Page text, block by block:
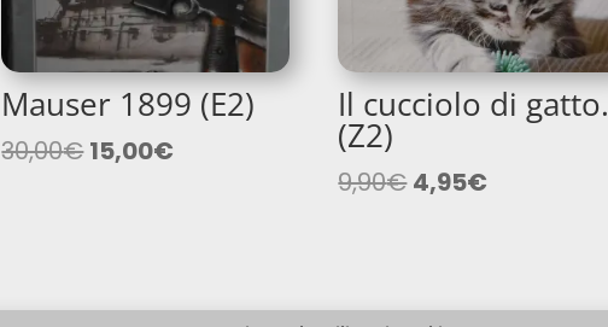
Mauser 1899 (E2)
30,00€ Il
15,00€
Il cucciolo di gatto.
(Z2)
9,90€ Il
9,90€.
4,95€
4,95€.